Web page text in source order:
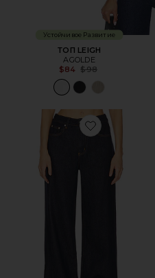
Устойчивое Развитие
ТОП LEIGH
AGOLDE
$84
Previous price:
$98
Favorite ДЖИНСЫ